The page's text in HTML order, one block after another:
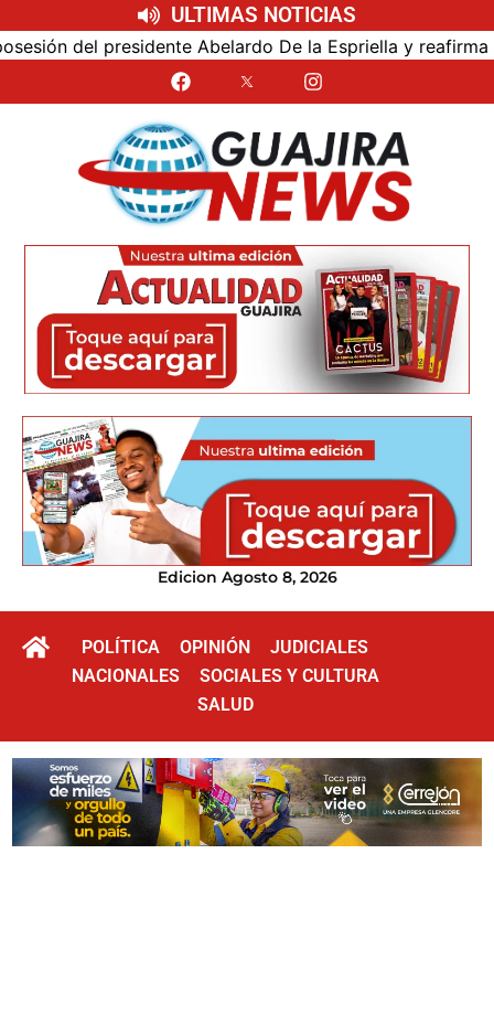
ULTIMAS NOTICIAS
presidente Abelardo De la Espriella y reafirma su
Edicion Agosto 8, 2026
POLÍTICA OPINIÓN
JUDICIALES
NACIONALES
SOCIALES Y CULTURA
SALUD